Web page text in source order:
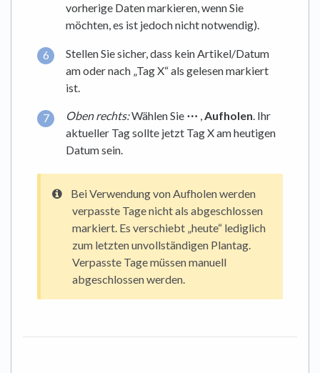
vorherige Daten markieren, wenn Sie
möchten, es ist jedoch nicht notwendig).
Stellen Sie sicher, dass kein Artikel/Datum
am oder nach „Tag X“ als gelesen markiert
ist.
Oben rechts:Wählen Sie ⋯ ,Aufholen. Ihr
aktueller Tag sollte jetzt Tag X am heutigen
Datum sein.
Bei Verwendung von Aufholen werden
verpasste Tage nicht als abgeschlossen
markiert. Es verschiebt „heute“ lediglich
zum letzten unvollständigen Plantag.
Verpasste Tage müssen manuell
abgeschlossen werden.